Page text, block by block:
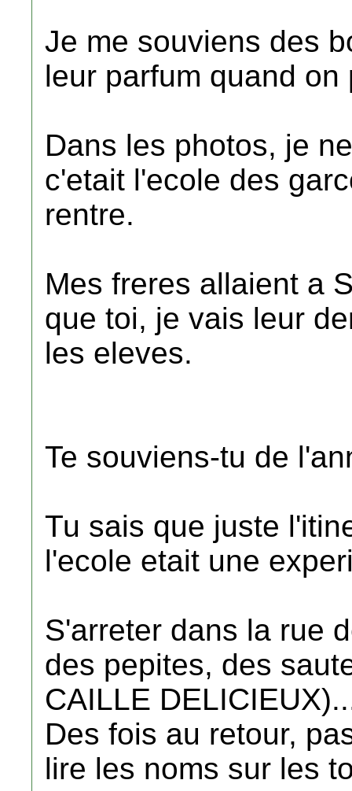
Je me souviens des
leur parfum quand
Dans les photos, je
c'etait l'ecole des
rentre.
Mes freres allaient a
que toi, je vais leur
les eleves.
Te souviens-tu de
Tu sais que juste
l'ecole etait une
S'arreter dans la rue
des pepites, des
CAILLE
Des fois au retour,
lire les noms sur les